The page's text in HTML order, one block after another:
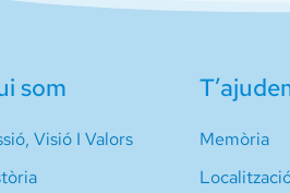
som
Visió I Valors
Memòria